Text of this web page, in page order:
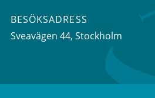
BESÖKSADRESS
Sveavägen 44, Stockholm